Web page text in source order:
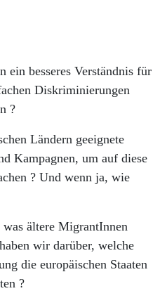
besseres Verständnis für
Diskriminierungen
?
Ländern geeignete
Kampagnen, um auf diese
? Und wenn ja, wie
ältere MigrantInnen
wir darüber, welche
die europäischen Staaten
?